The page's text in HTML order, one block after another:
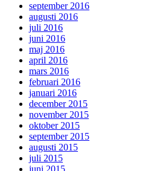
september 2016
augusti 2016
juli 2016
juni 2016
maj 2016
april 2016
mars 2016
februari 2016
januari 2016
december 2015
november 2015
oktober 2015
september 2015
augusti 2015
juli 2015
juni 2015